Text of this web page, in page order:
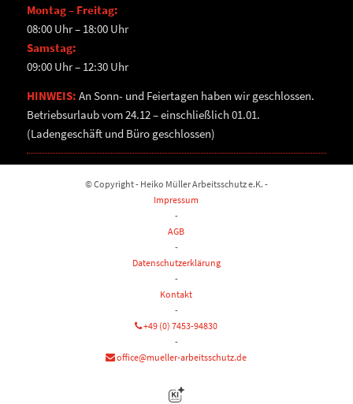
Montag – Freitag:
08:00 Uhr – 18:00 Uhr
Samstag:
09:00 Uhr – 12:30 Uhr
HINWEIS: An Sonn- und Feiertagen haben wir geschlossen.
Betriebsurlaub vom 24.12 – einschließlich 01.01.
(Ladengeschäft und Büro geschlossen)
© Copyright - Heiko Müller Arbeitsschutz e.K. -
Impressum
-
AGB
-
Datenschutzerklärung
-
Kontakt
-
+49 (0) 7453-94830
-
office@mueller-arbeitsschutz.de